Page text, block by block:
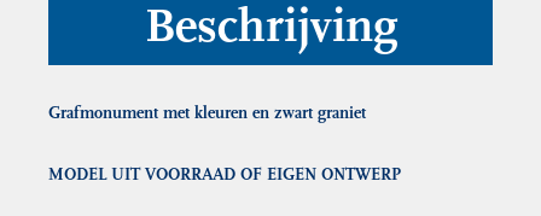
Beschrijving
Grafmonument met kleuren en zwart graniet
MODEL UIT VOORRAAD OF EIGEN ONTWERP